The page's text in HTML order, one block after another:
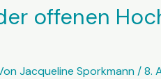
offenen
Jacqueline Sporkmann/8.